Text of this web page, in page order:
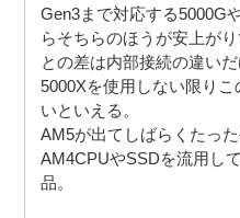
Gen3まで対応する5000G
らそちらのほうが安上が
との差は内部接続の違い
5000Xを使用しない限り
いといえる。
AM5が出てしばらくたっ
AM4CPUやSSDを流用し
品。